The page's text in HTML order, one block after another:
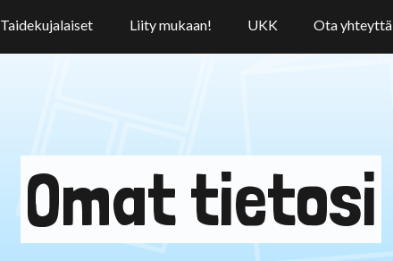
Taidekujalaiset Liity mukaan! UKK Ota yhteyttä
Omat tietosi